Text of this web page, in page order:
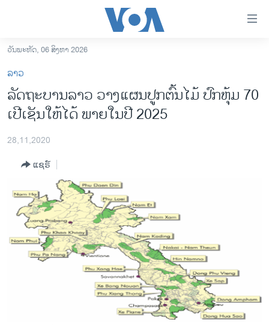
ເຂົ້າ
ຫາ
ຂ້າມ
ຂ້າມ
ຂ້າມ
ຫາ
ລາວ
ອາເມຣິກາ
ຂ່າວ​ຈີນ
ໂລກ
ເອເຊຍ
ອິດສະຫຼະພາບດ້ານການຂ່າວ
ຊີວິດຊາວລາວ
ຊຸມຊົນຊາວລາວ
ວິທະຍາສາດ-ເທັກໂນໂລຈີ
ວັນພະຫັດ, 06 ສິງຫາ 2026
ລາວ
ລັດຖະບານລາວ ວາງແຜນປູກຕົ້ນໄມ້ ປົກຫຸ້ມ 70
ເປີເຊັນໃຫ້ໄດ້ ພາຍໃນປີ 2025
28,11,2020
ແຊຣ໌